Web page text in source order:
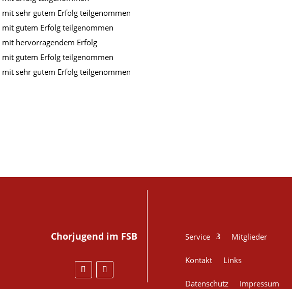
mit sehr gutem Erfolg teilgenommen
mit gutem Erfolg teilgenommen
mit hervorragendem Erfolg
mit gutem Erfolg teilgenommen
mit sehr gutem Erfolg teilgenommen
Chorjugend im FSB Service Mitglieder
Kontakt Links
Datenschutz Impressum